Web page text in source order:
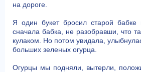
на дороге.
Я один букет бросил старой бабке
сначала бабка, не разобравши, что
кулаком. Но потом увидала,
больших зеленых огурца.
Огурцы мы подняли, вытерли,